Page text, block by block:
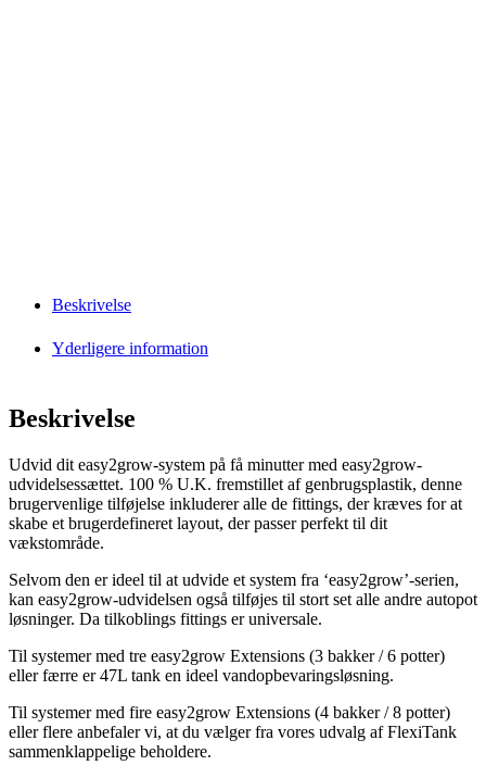
Beskrivelse
Yderligere information
Beskrivelse
Udvid dit easy2grow-system på få minutter med easy2grow-
udvidelsessættet. 100 % U.K. fremstillet af genbrugsplastik, denne
brugervenlige tilføjelse inkluderer alle de fittings, der kræves for at
skabe et brugerdefineret layout, der passer perfekt til dit
vækstområde.
Selvom den er ideel til at udvide et system fra ‘easy2grow’-serien,
kan easy2grow-udvidelsen også tilføjes til stort set alle andre autopot
løsninger. Da tilkoblings fittings er universale.
Til systemer med tre easy2grow Extensions (3 bakker / 6 potter)
eller færre er 47L tank en ideel vandopbevaringsløsning.
Til systemer med fire easy2grow Extensions (4 bakker / 8 potter)
eller flere anbefaler vi, at du vælger fra vores udvalg af FlexiTank
sammenklappelige beholdere.